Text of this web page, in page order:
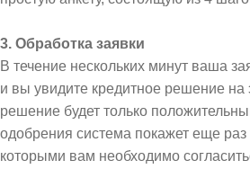
3. Обработка заявки
В течение нескольких минут ваша
и вы увидите кредитное решение на
решение будет только
одобрения система покажет еще раз
которыми вам необходимо